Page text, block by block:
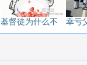
空气以上的
事就这
基督徒为什么不 幸亏